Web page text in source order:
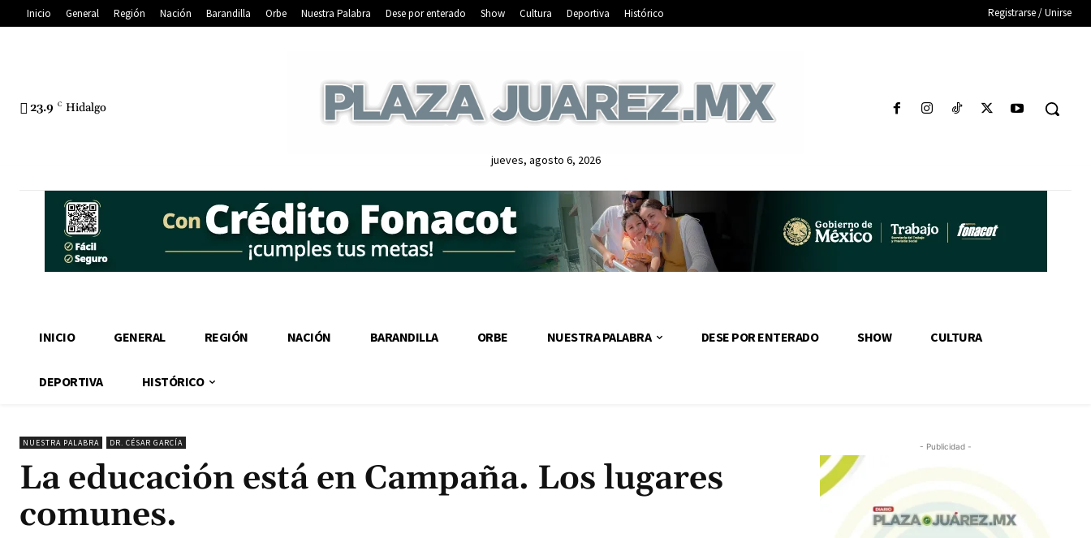
Inicio General Región Nación Barandilla Orbe Nuestra Palabra Dese por enterado Show Cultura Deportiva Histórico Registrarse / Unirse
23.9 C Hidalgo
jueves, agosto 6, 2026
INICIO GENERAL REGIÓN NACIÓN BARANDILLA ORBE NUESTRA PALABRA DESE POR ENTERADO SHOW CULTURA
DEPORTIVA HISTÓRICO
NUESTRA PALABRA DR. CÉSAR GARCÍA
La educación está en Campaña. Los lugares
comunes.
- Publicidad -